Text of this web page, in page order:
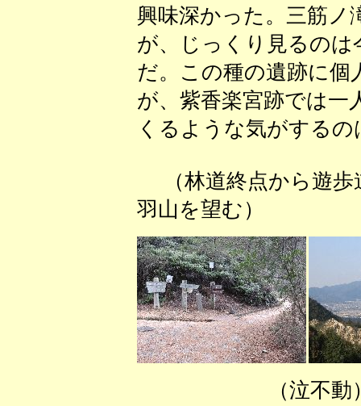
興味深かった。三筋ノ
が、じっくり見るの
だ。この種の遺跡に
が、紫香楽宮跡では一
くるような気がする
（林道終点から遊
羽山を望む） （
（泣